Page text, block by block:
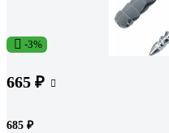
-3%
665 ₽
685 ₽